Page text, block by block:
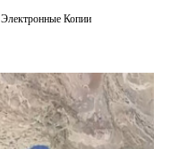
Электронные Копии